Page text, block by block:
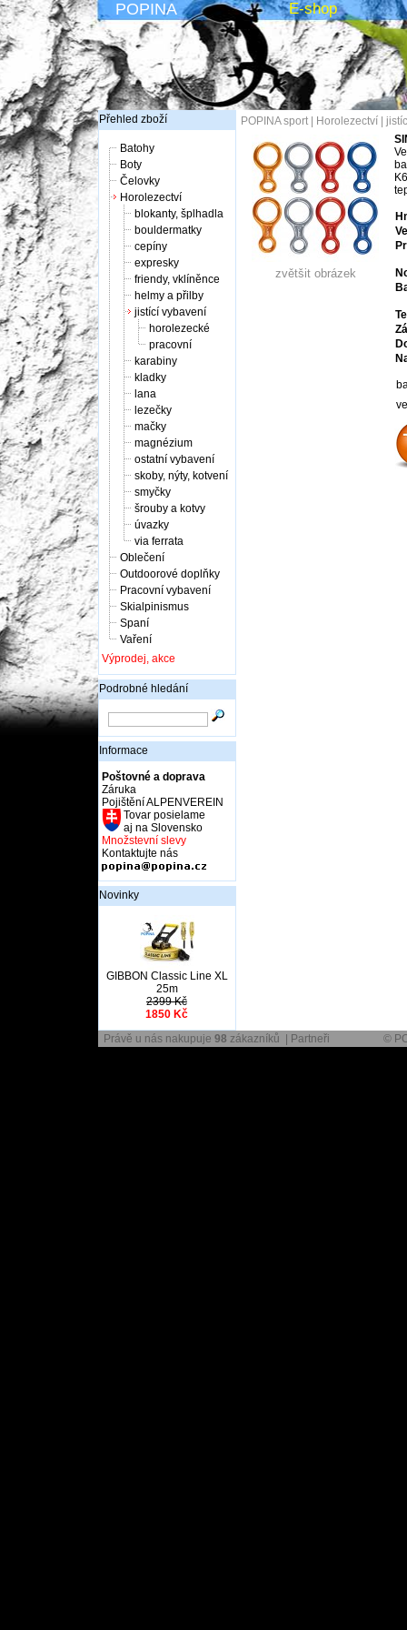
POPINA E-shop
Přehled zboží
Batohy
Boty
Čelovky
Horolezectví
blokanty, šplhadla
bouldermatky
cepíny
expresky
friendy, vklíněnce
helmy a přilby
jistící vybavení
horolezecké
pracovní
karabiny
kladky
lana
lezečky
mačky
magnézium
ostatní vybavení
skoby, nýty, kotvení
smyčky
šrouby a kotvy
úvazky
via ferrata
Oblečení
Outdoorové doplňky
Pracovní vybavení
Skialpinismus
Spaní
Vaření
Výprodej, akce
Podrobné hledání
Informace
Poštovné a doprava
Záruka
Pojištění ALPENVEREIN
Tovar posielame
aj na Slovensko
Množstevní slevy
Kontaktujte nás
Novinky
GIBBON Classic Line XL
25m
2399 Kč
1850 Kč
POPINA sport| Horolezectví
zvětšit obrázek
Právě u nás nakupuje 98 zákazníků | Partneři ©